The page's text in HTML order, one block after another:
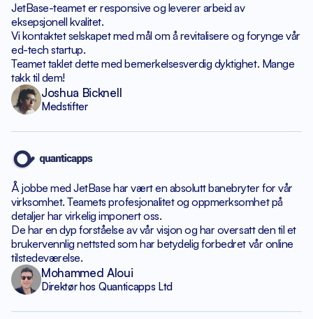
JetBase-teamet er responsiveog leverer arbeid av
eksepsjonell kvalitet.
Vi kontaktet selskapet med mål om å revitalisere og forynge vår
ed-tech startup.
Teamet taklet dette med bemerkelsesverdig dyktighet. Mange
takk til dem!
Joshua Bicknell
Medstifter
Å jobbe med JetBase har vært en absolutt banebryterfor vår
virksomhet. Teamets profesjonalitet og oppmerksomhetpå
detaljer har virkelig imponert oss.
De har en dyp forståelse av vår visjon og har oversatt den til et
brukervennlig nettsted som har betydeligforbedret vår online
tilstedeværelse.
Mohammed Aloui
Direktør hos Quanticapps Ltd